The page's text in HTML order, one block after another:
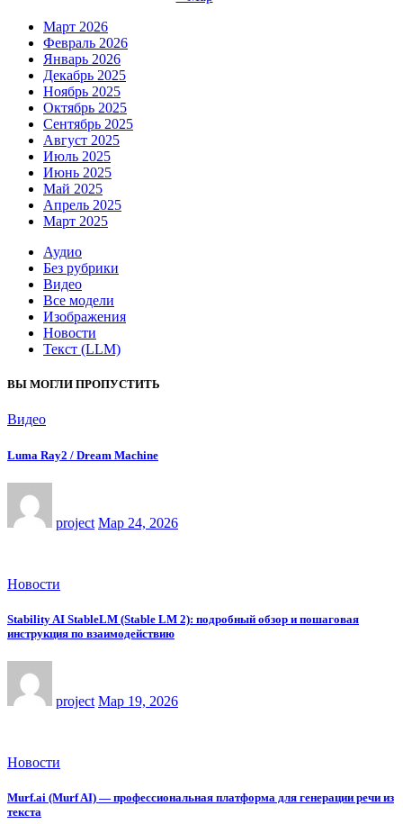
Март 2026
Февраль 2026
Январь 2026
Декабрь 2025
Ноябрь 2025
Октябрь 2025
Сентябрь 2025
Август 2025
Июль 2025
Июнь 2025
Май 2025
Апрель 2025
Март 2025
Аудио
Без рубрики
Видео
Все модели
Изображения
Новости
Текст (LLM)
ВЫ МОГЛИ ПРОПУСТИТЬ
Видео
Luma Ray2 / Dream Machine
project Мар 24, 2026
Новости
Stability AI StableLM (Stable LM 2): подробный обзор и пошаговая
инструкция по взаимодействию
project Мар 19, 2026
Новости
Murf.ai (Murf AI) — профессиональная платформа для генерации речи из
текста